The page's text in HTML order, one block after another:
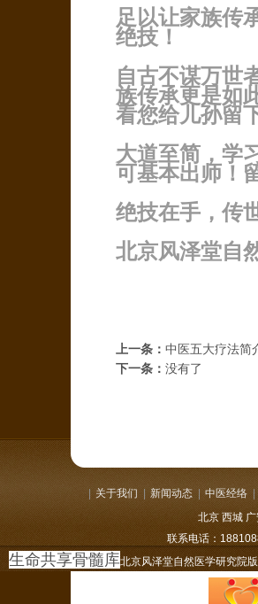
足以让家族传
绝技！
自古不谋万世
族传承更是如
看您给儿孙留
大道至简，学
可基本出师！
绝技在手，传
北京风泽堂自
上一条： 中医五大疗法简
下一条： 没有了
北京 西城
联系电话：
生命共享骨髓库北京风泽堂自然医学研究院
|关于我们 |新闻动态 |中医经络 |